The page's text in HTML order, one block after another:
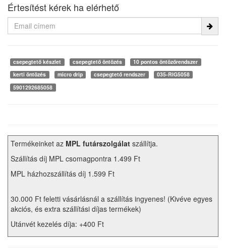
Értesítést kérek ha elérhető
csepegtető készlet csepegtető öntözés
10 pontos öntözőrendszer
kerti öntözés
micro drip csepegtető rendszer
035-RIG5058
5901292685058
Termékeinket az MPL futárszolgálat szállítja.
Szállítás díj MPL csomagpontra 1.499 Ft
MPL házhozszállítás díj 1.599 Ft
30.000 Ft feletti vásárlásnál a szállítás ingyenes! (Kivéve egyes
akciós, és extra szállítási díjas termékek)
Utánvét kezelés díja: +400 Ft